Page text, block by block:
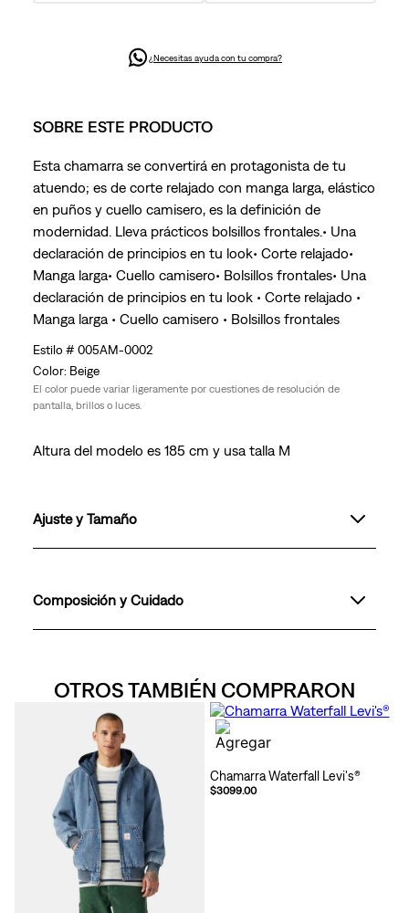
¿Necesitas ayuda con tu compra?
SOBRE ESTE PRODUCTO
Esta chamarra se convertirá en protagonista de tu
atuendo; es de corte relajado con manga larga, elástico
en puños y cuello camisero, es la definición de
modernidad. Lleva prácticos bolsillos frontales.• Una
declaración de principios en tu look• Corte relajado•
Manga larga• Cuello camisero• Bolsillos frontales• Una
declaración de principios en tu look • Corte relajado •
Manga larga • Cuello camisero • Bolsillos frontales
005AM-0002
Beige
El color puede variar ligeramente por cuestiones de resolución de
pantalla, brillos o luces.
Altura del modelo es 185 cm y usa talla M
Ajuste y Tamaño
Composición y Cuidado
OTROS TAMBIÉN COMPRARON
Chamarra Waterfall Levi's®
$3099.00